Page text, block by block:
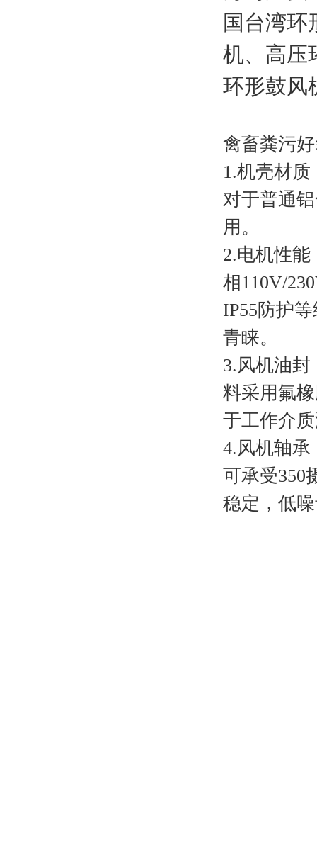
国台湾环
机、高压
环形鼓风
禽畜粪污
1.机壳材
对于普通
用。
2.电机性
相110V/
IP55防护
青睐。
3.风机油
料采用氟
于工作介
4.风机轴承
可承受350
稳定，低